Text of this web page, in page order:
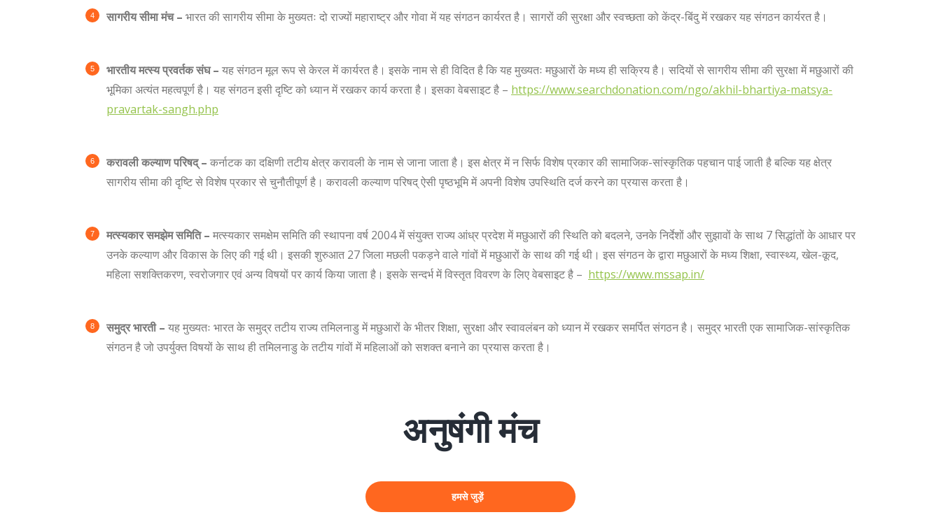
सागरीय सीमा मंच – भारत की सागरीय सीमा के मुख्यतः दो राज्यों महाराष्ट्र और गोवा में यह संगठन कार्यरत है। सागरों की सुरक्षा और स्वच्छता को केंद्र-बिंदु में रखकर यह संगठन कार्यरत है।
भारतीय मत्स्य प्रवर्तक संघ – यह संगठन मूल रूप से केरल में कार्यरत है। इसके नाम से ही विदित है कि यह मुख्यतः मछुआरों के मध्य ही सक्रिय है। सदियों से सागरीय सीमा की सुरक्षा में मछुआरों की
भूमिका अत्यंत महत्वपूर्ण है। यह संगठन इसी दृष्टि को ध्यान में रखकर कार्य करता है। इसका वेबसाइट है – https://www.searchdonation.com/ngo/akhil-bhartiya-matsya-
pravartak-sangh.php
करावली कल्याण परिषद् – कर्नाटक का दक्षिणी तटीय क्षेत्र करावली के नाम से जाना जाता है। इस क्षेत्र में न सिर्फ विशेष प्रकार की सामाजिक-सांस्कृतिक पहचान पाई जाती है बल्कि यह क्षेत्र
सागरीय सीमा की दृष्टि से विशेष प्रकार से चुनौतीपूर्ण है। करावली कल्याण परिषद् ऐसी पृष्ठभूमि में अपनी विशेष उपस्थिति दर्ज करने का प्रयास करता है।
मत्स्यकार समझेम समिति – मत्स्यकार समक्षेम समिति की स्थापना वर्ष 2004 में संयुक्त राज्य आंध्र प्रदेश में मछुआरों की स्थिति को बदलने, उनके निर्देशों और सुझावों के साथ 7 सिद्धांतों के आधार पर
उनके कल्याण और विकास के लिए की गई थी। इसकी शुरुआत 27 जिला मछली पकड़ने वाले गांवों में मछुआरों के साथ की गई थी। इस संगठन के द्वारा मछुआरों के मध्य शिक्षा, स्वास्थ्य, खेल-कूद,
महिला सशक्तिकरण, स्वरोजगार एवं अन्य विषयों पर कार्य किया जाता है। इसके सन्दर्भ में विस्तृत विवरण के लिए वेबसाइट है – https://www.mssap.in/
समुद्र भारती – यह मुख्यतः भारत के समुद्र तटीय राज्य तमिलनाडु में मछुआरों के भीतर शिक्षा, सुरक्षा और स्वावलंबन को ध्यान में रखकर समर्पित संगठन है। समुद्र भारती एक सामाजिक-सांस्कृतिक
संगठन है जो उपर्युक्त विषयों के साथ ही तमिलनाडु के तटीय गांवों में महिलाओं को सशक्त बनाने का प्रयास करता है।
अनुषंगी मंच
हमसे जुड़ें